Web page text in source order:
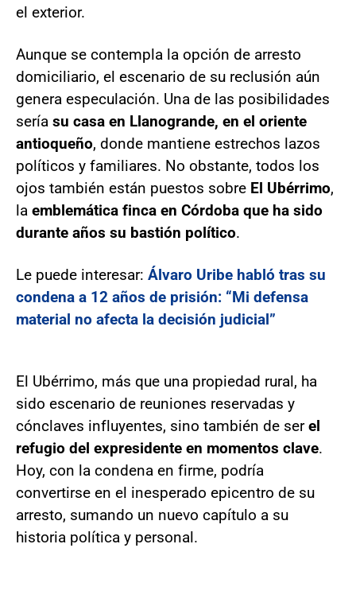
el exterior.
Aunque se contempla la opción de arresto
domiciliario, el escenario de su reclusión aún
genera especulación. Una de las posibilidades
sería su casa en Llanogrande, en el oriente
antioqueño, donde mantiene estrechos lazos
políticos y familiares. No obstante, todos los
ojos también están puestos sobre El Ubérrimo,
la emblemática finca en Córdoba que ha sido
durante años su bastión político.
Le puede interesar: Álvaro Uribe habló tras su
condena a 12 años de prisión: “Mi defensa
material no afecta la decisión judicial”
El Ubérrimo, más que una propiedad rural, ha
sido escenario de reuniones reservadas y
cónclaves influyentes, sino también de serel
refugio del expresidente en momentos clave.
Hoy, con la condena en firme, podría
convertirse en el inesperado epicentro de su
arresto, sumando un nuevo capítulo a su
historia política y personal.